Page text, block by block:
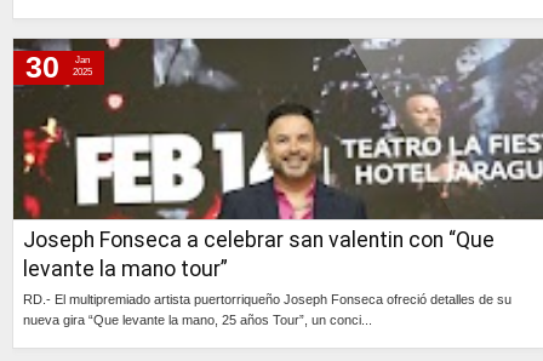
Joseph Fonseca a celebrar san valentin con “Que
levante la mano tour”
RD.- El multipremiado artista puertorriqueño Joseph Fonseca ofreció detalles de su
nueva gira “Que levante la mano, 25 años Tour”, un conci...
30
Jan
2025